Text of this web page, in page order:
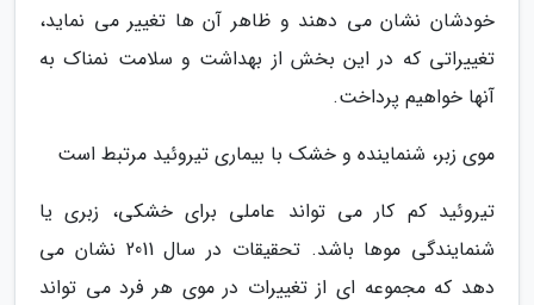
خودشان نشان می دهند و ظاهر آن ها تغییر می نماید،
تغییراتی که در این بخش از بهداشت و سلامت نمناک به
آنها خواهیم پرداخت.
موی زبر، شنماینده و خشک با بیماری تیروئید مرتبط است
تیروئید کم کار می تواند عاملی برای خشکی، زبری یا
شنمایندگی موها باشد. تحقیقات در سال 2011 نشان می
دهد که مجموعه ای از تغییرات در موی هر فرد می تواند